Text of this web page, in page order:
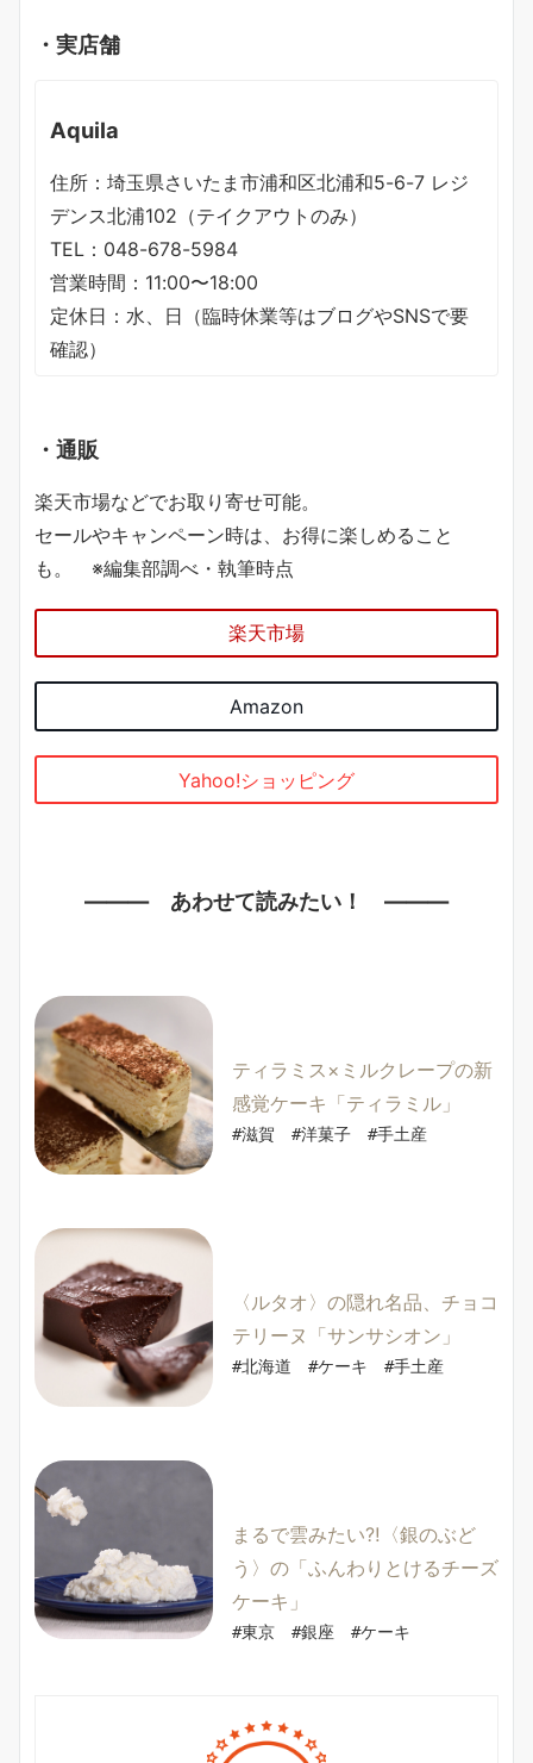
・実店舗
Aquila
住所：埼玉県さいたま市浦和区北浦和5-6-7 レジ
デンス北浦102（テイクアウトのみ）
TEL：048-678-5984
営業時間：11:00〜18:00
定休日：水、日（臨時休業等はブログやSNSで要
確認）
・通販
楽天市場などでお取り寄せ可能。
セールやキャンペーン時は、お得に楽しめること
も。 ※編集部調べ・執筆時点
楽天市場
Amazon
Yahoo!ショッピング
——— あわせて読みたい！ ———
ティラミス×ミルクレープの新
感覚ケーキ「ティラミル」
#滋賀　#洋菓子　#手土産
〈ルタオ〉の隠れ名品、チョコ
テリーヌ「サンサシオン」
#北海道　#ケーキ　#手土産
まるで雲みたい⁈〈銀のぶど
う〉の「ふんわりとけるチーズ
ケーキ」
#東京　#銀座　#ケーキ